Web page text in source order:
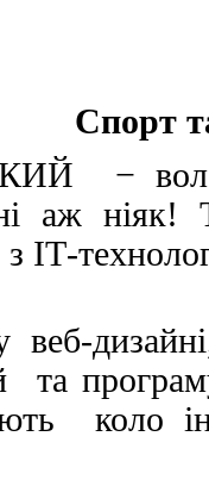
Спорт
−
аж
ІТ-
коло